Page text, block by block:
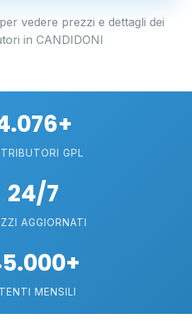
vedere prezzi e dettagli dei
in CANDIDONI
GPL
24/7
AGGIORNATI
MENSILI